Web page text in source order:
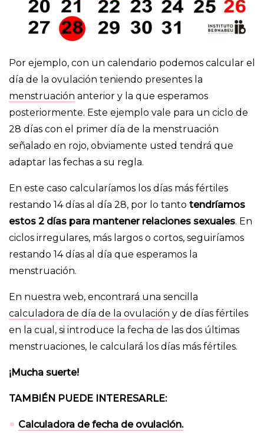
Por ejemplo, con un calendario podemos calcular el
día de la ovulación teniendo presentes la
menstruación anterior y la que esperamos
posteriormente. Este ejemplo vale para un ciclo de
28 días con el primer día de la menstruación
señalado en rojo, obviamente usted tendrá que
adaptar las fechas a su regla.
En este caso calcularíamos los días más fértiles
restando 14 días al día 28, por lo tanto tendríamos
estos 2 días para mantener relaciones sexuales. En
ciclos irregulares, más largos o cortos, seguiríamos
restando 14 días al día que esperamos la
menstruación.
En nuestra web, encontrará una sencilla
calculadora de día de la ovulación y de días fértiles
en la cual, si introduce la fecha de las dos últimas
menstruaciones, le calculará los días más fértiles.
¡Mucha suerte!
TAMBIÉN PUEDE INTERESARLE:
Calculadora de fecha de ovulación.